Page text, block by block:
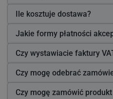
Ile kosztuje dostawa?
Jakie formy płatności
Czy wystawiacie faktury
Czy mogę odebrać
Czy mogę zamówić